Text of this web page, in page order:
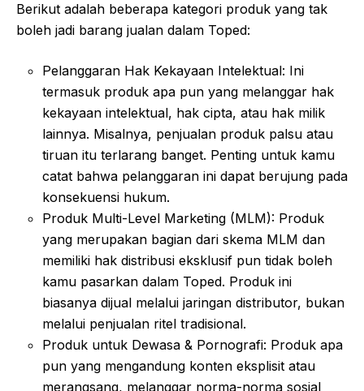
Berikut adalah beberapa kategori produk yang tak
boleh jadi barang jualan dalam Toped:
Pelanggaran Hak Kekayaan Intelektual: Ini
termasuk produk apa pun yang melanggar hak
kekayaan intelektual, hak cipta, atau hak milik
lainnya. Misalnya, penjualan produk palsu atau
tiruan itu terlarang banget. Penting untuk kamu
catat bahwa pelanggaran ini dapat berujung pada
konsekuensi hukum.
Produk Multi-Level Marketing (MLM): Produk
yang merupakan bagian dari skema MLM dan
memiliki hak distribusi eksklusif pun tidak boleh
kamu pasarkan dalam Toped. Produk ini
biasanya dijual melalui jaringan distributor, bukan
melalui penjualan ritel tradisional.
Produk untuk Dewasa & Pornografi: Produk apa
pun yang mengandung konten eksplisit atau
merangsang, melanggar norma-norma sosial